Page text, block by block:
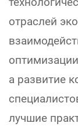
отраслей
а развитие
лучшие